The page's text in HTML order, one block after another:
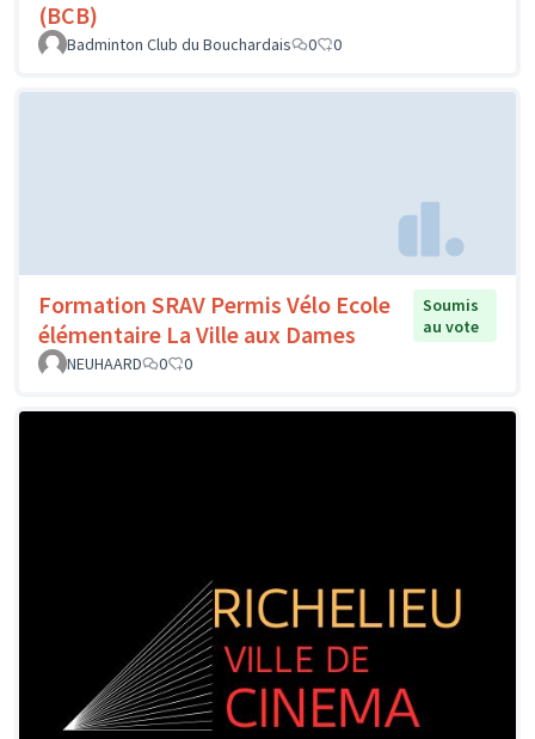
(BCB)
Badminton Club du Bouchardais 0 0
Formation SRAV Permis Vélo Ecole
élémentaire La Ville aux Dames
Soumis
au vote
NEUHAARD
0 0